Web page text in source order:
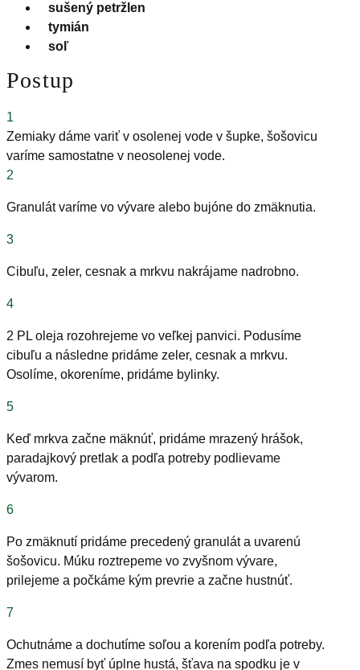
sušený petržlen
tymián
soľ
Postup
1
Zemiaky dáme variť v osolenej vode v šupke, šošovicu
varíme samostatne v neosolenej vode.
2
Granulát varíme vo vývare alebo bujóne do zmäknutia.
3
Cibuľu, zeler, cesnak a mrkvu nakrájame nadrobno.
4
2 PL oleja rozohrejeme vo veľkej panvici. Podusíme
cibuľu a následne pridáme zeler, cesnak a mrkvu.
Osolíme, okoreníme, pridáme bylinky.
5
Keď mrkva začne mäknúť, pridáme mrazený hrášok,
paradajkový pretlak a podľa potreby podlievame
vývarom.
6
Po zmäknutí pridáme precedený granulát a uvarenú
šošovicu. Múku roztrepeme vo zvyšnom vývare,
prilejeme a počkáme kým prevrie a začne hustnúť.
7
Ochutnáme a dochutíme soľou a korením podľa potreby.
Zmes nemusí byť úplne hustá, šťava na spodku je v